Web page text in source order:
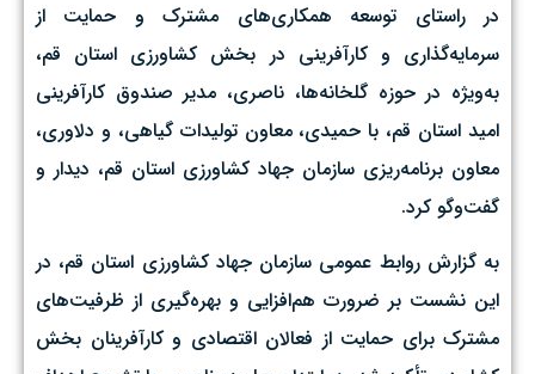
در راستای توسعه همکاری‌های مشترک و حمایت از
سرمایه‌گذاری و کارآفرینی در بخش کشاورزی استان قم،
به‌ویژه در حوزه گلخانه‌ها، ناصری، مدیر صندوق کارآفرینی
امید استان قم، با حمیدی، معاون تولیدات گیاهی، و دلاوری،
معاون برنامه‌ریزی سازمان جهاد کشاورزی استان قم، دیدار و
گفت‌وگو کرد.
به گزارش روابط عمومی سازمان جهاد کشاورزی استان قم، در
این نشست بر ضرورت هم‌افزایی و بهره‌گیری از ظرفیت‌های
مشترک برای حمایت از فعالان اقتصادی و کارآفرینان بخش